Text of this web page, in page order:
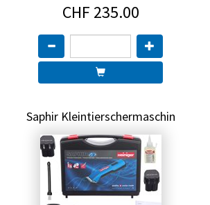
CHF 235.00
Saphir Kleintierschermaschin